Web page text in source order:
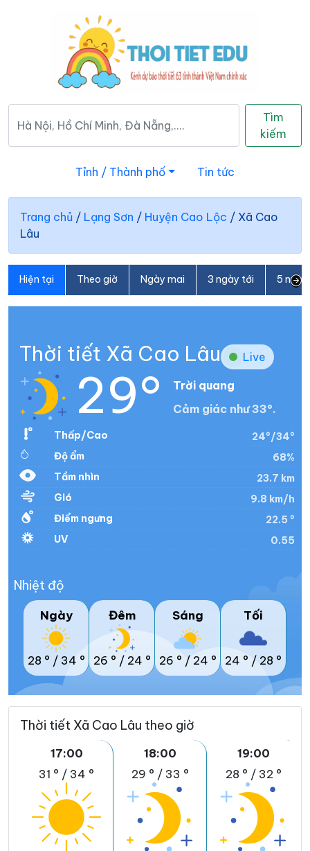
Tìm
kiếm
Tỉnh / Thành phố Tin tức
Trang chủ / Lạng Sơn / Huyện Cao Lộc / Xã Cao
Lâu
Hiện tại Theo giờ Ngày mai 3 ngày tới 5
Thời tiết Xã Cao Lâu Live
29°
Trời quang
Cảm giác như 33°.
Thấp/Cao
24°/34°
Độ ẩm
68%
Tầm nhìn
23.7 km
Gió
9.8 km/h
Điểm ngưng
22.5 °
UV
0.55
Nhiệt độ
Ngày
28 ° / 34 °
Đêm
26 ° / 24 °
Sáng
26 ° / 24 °
Tối
24 ° / 28 °
Thời tiết Xã Cao Lâu theo giờ
17:00
31 ° / 34 °
18:00
29 ° / 33 °
19:00
28 ° / 32 °